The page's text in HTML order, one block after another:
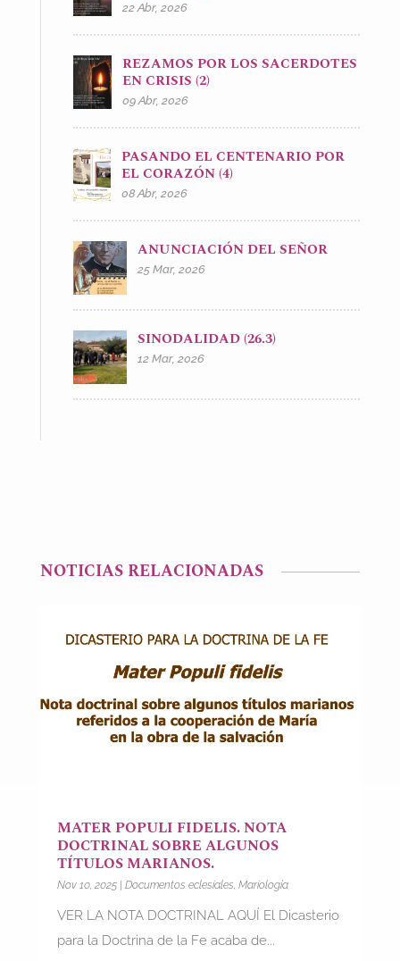
22 Abr, 2026
REZAMOS POR LOS SACERDOTES
EN CRISIS (2)
09 Abr, 2026
PASANDO EL CENTENARIO POR
EL CORAZÓN (4)
08 Abr, 2026
ANUNCIACIÓN DEL SEÑOR
25 Mar, 2026
SINODALIDAD (26.3)
12 Mar, 2026
NOTICIAS RELACIONADAS
MATER POPULI FIDELIS. NOTA
DOCTRINAL SOBRE ALGUNOS
TÍTULOS MARIANOS.
Nov 10, 2025| Documentos eclesiales Mariología
VER LA NOTA DOCTRINAL AQUÍ El Dicasterio
para la Doctrina de la Fe acaba de...